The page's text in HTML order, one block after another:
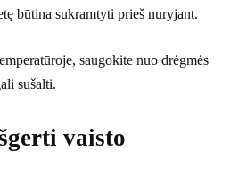
būtina sukramtyti prieš nuryjant.
saugokite nuo drėgmės
sušalti.
vaisto